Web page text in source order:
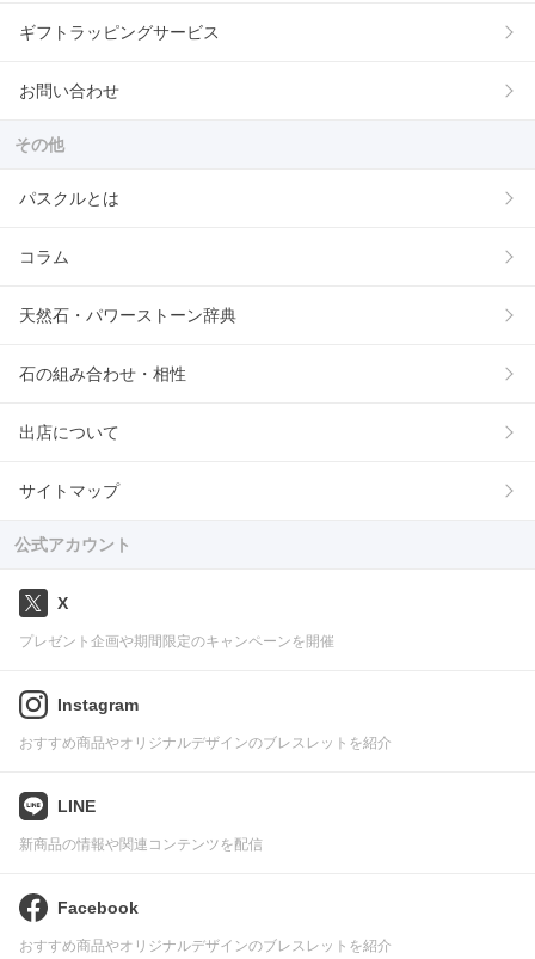
ギフトラッピングサービス
お問い合わせ
その他
パスクルとは
コラム
天然石・パワーストーン辞典
石の組み合わせ・相性
出店について
サイトマップ
公式アカウント
X
プレゼント企画や期間限定のキャンペーンを開催
Instagram
おすすめ商品やオリジナルデザインのブレスレットを紹介
LINE
新商品の情報や関連コンテンツを配信
Facebook
おすすめ商品やオリジナルデザインのブレスレットを紹介